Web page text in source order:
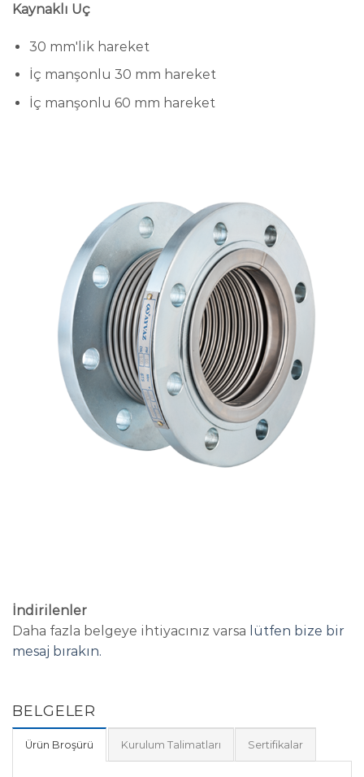
Kaynaklı Uç
30 mm'lik hareket
İç manşonlu 30 mm hareket
İç manşonlu 60 mm hareket
İndirilenler
Daha fazla belgeye ihtiyacınız varsa lütfen bize bir
mesaj bırakın.
BELGELER
Ürün Broşürü Kurulum Talimatları Sertifikalar